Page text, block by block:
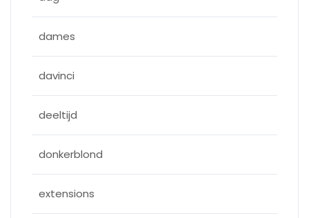
dames
davinci
deeltijd
donkerblond
extensions